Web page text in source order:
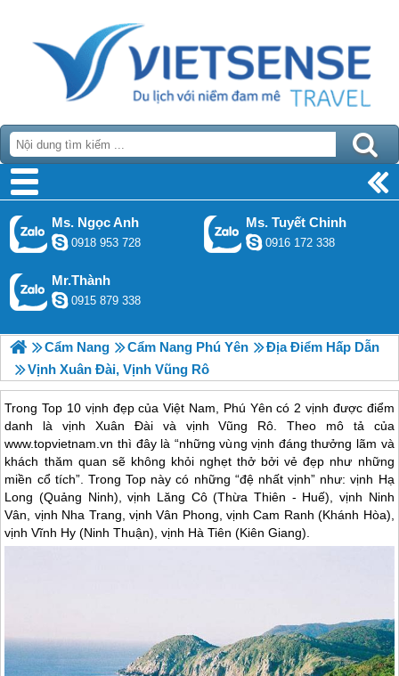
Ms. Ngọc Anh
0918 953 728
Ms. Tuyết Chinh
0916 172 338
Mr.Thành
0915 879 338
Cẩm Nang Cẩm Nang Phú Yên
Địa Điểm Hấp Dẫn
Vịnh Xuân Đài, Vịnh Vũng Rô
Trong Top 10 vịnh đẹp của Việt Nam, Phú Yên có 2 vịnh được điểm
danh là vịnh Xuân Đài và vịnh Vũng Rô. Theo mô tả của
www.topvietnam.vn thì đây là “những vùng vịnh đáng thưởng lãm và
khách thăm quan sẽ không khỏi nghẹt thở bởi vẻ đẹp như những
miền cổ tích”. Trong Top này có những “đệ nhất vịnh” như: vịnh Hạ
Long (Quảng Ninh), vịnh Lăng Cô (Thừa Thiên - Huế), vịnh Ninh
Vân, vịnh Nha Trang, vịnh Vân Phong, vịnh Cam Ranh (Khánh Hòa),
vịnh Vĩnh Hy (Ninh Thuận), vịnh Hà Tiên (Kiên Giang).